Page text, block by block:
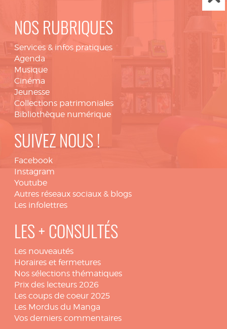
NOS RUBRIQUES
Services & infos pratiques
Agenda
Musique
Cinéma
Jeunesse
Collections patrimoniales
Bibliothèque numérique
SUIVEZ NOUS !
Facebook
Instagram
Youtube
Autres réseaux sociaux & blogs
Les infolettres
LES + CONSULTÉS
Les nouveautés
Horaires et fermetures
Nos sélections thématiques
Prix des lecteurs 2026
Les coups de coeur 2025
Les Mordus du Manga
Vos derniers commentaires